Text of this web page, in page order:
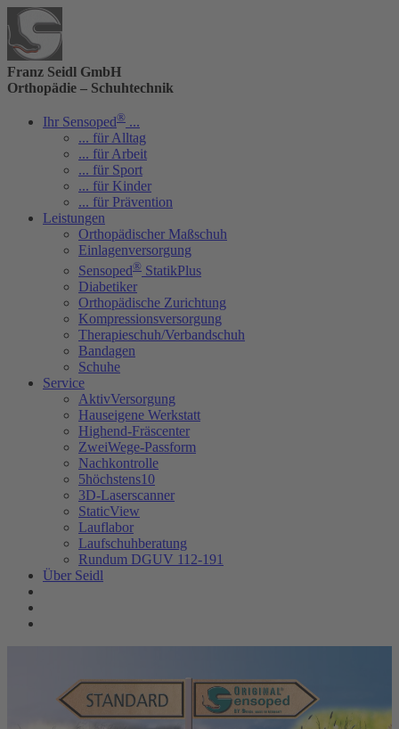
Franz Seidl GmbH
Orthopädie – Schuhtechnik
Ihr Sensoped® ...
... für Alltag
... für Arbeit
... für Sport
... für Kinder
... für Prävention
Leistungen
Orthopädischer Maßschuh
Einlagenversorgung
Sensoped® StatikPlus
Diabetiker
Orthopädische Zurichtung
Kompressionsversorgung
Therapieschuh/Verbandschuh
Bandagen
Schuhe
Service
AktivVersorgung
Hauseigene Werkstatt
Highend-Fräscenter
ZweiWege-Passform
Nachkontrolle
5höchstens10
3D-Laserscanner
StaticView
Lauflabor
Laufschuhberatung
Rundum DGUV 112-191
Über Seidl